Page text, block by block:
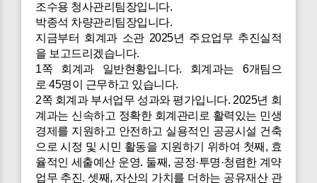
조수용 청사관리팀장입니다.
박종석 차량관리팀장입니다.
지금부터 회계과 소관 2025년 주요업무 추진실적
을 보고드리겠습니다.
1쪽 회계과 일반현황입니다. 회계과는 6개팀으
로 45명이 근무하고 있습니다.
2쪽 회계과 부서업무 성과와 평가입니다. 2025년 회
계과는 신속하고 정확한 회계관리로 활력있는 민생
경제를 지원하고 안전하고 실용적인 공공시설 건축
으로 시정 및 시민 활동을 지원하기 위하여 첫째, 효
율적인 세출예산 운영. 둘째, 공정·투명·청렴한 계약
업무 추진. 셋째, 자산의 가치를 더하는 공유재산 관